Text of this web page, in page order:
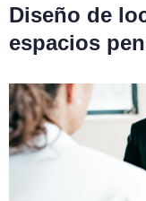
Diseño de
espacios